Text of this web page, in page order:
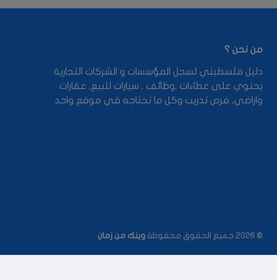
من نحن ؟
دليل فلسطيني لسجل المؤسسات و الشركات التجارية
يحتوي على عطاءات ,وظائف , سيارات للبيع, عقارات
واراضي, فرص تدريب وكل ما تحتاجه في موقع واحد
© 2026 جميع الحقوق محفوظة وينك من زمان